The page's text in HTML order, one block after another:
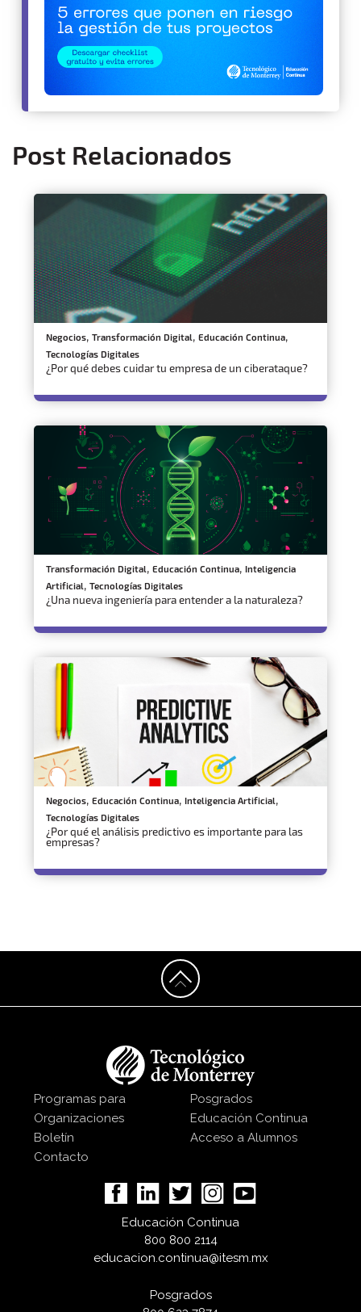
Post Relacionados
Negocios, Transformación Digital, Educación Continua,
Tecnologías Digitales
¿Por qué debes cuidar tu empresa de un ciberataque?
Transformación Digital, Educación Continua, Inteligencia
Artificial, Tecnologías Digitales
¿Una nueva ingeniería para entender a la naturaleza?
Negocios, Educación Continua, Inteligencia Artificial,
Tecnologías Digitales
¿Por qué el análisis predictivo es importante para las
empresas?
Programas para
Organizaciones
Boletín
Contacto
Posgrados
Educación Continua
Acceso a Alumnos
Educación Continua
800 800 2114
educacion.continua@itesm.mx
Posgrados